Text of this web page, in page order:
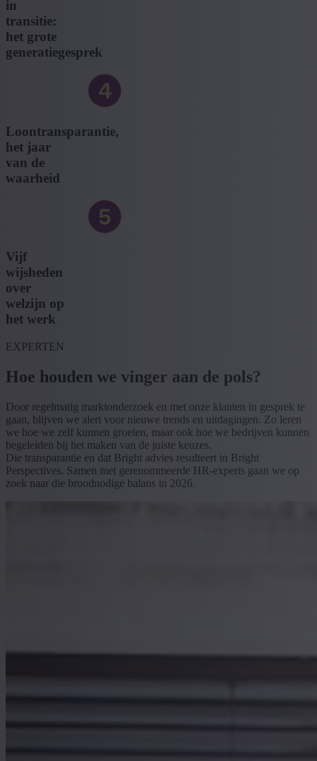
in
transitie:
het grote
generatiegesprek
Loontransparantie,
het jaar
van de
waarheid
Vijf
wijsheden
over
welzijn op
het werk
EXPERTEN
Hoe houden we vinger aan de pols?
Door regelmatig marktonderzoek en met onze klanten in gesprek te
gaan, blijven we alert voor nieuwe trends en uitdagingen. Zo leren
we hoe we zelf kunnen groeien, maar ook hoe we bedrijven kunnen
begeleiden bij het maken van de juiste keuzes.
Die transparantie en dat Bright advies resulteert in Bright
Perspectives. Samen met gerenommeerde HR-experts gaan we op
zoek naar die broodnodige balans in 2026.